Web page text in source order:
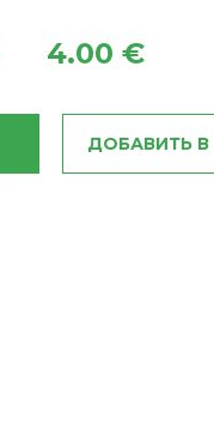
4.00 €
ДОБАВИТЬ